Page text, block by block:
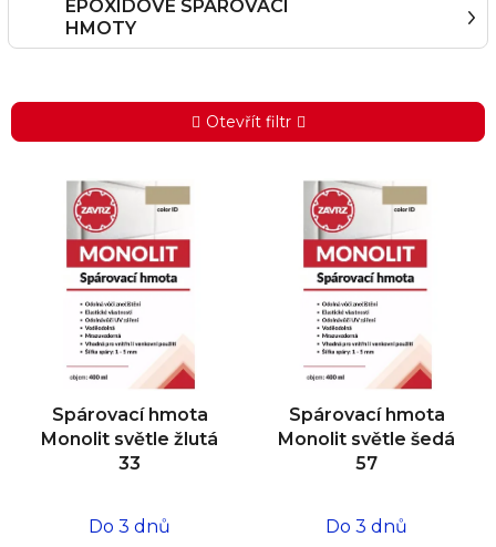
EPOXIDOVÉ SPÁROVACÍ
HMOTY
Otevřít filtr
Spárovací hmota
Monolit světle žlutá
33
Do 3 dnů
Spárovací hmota
Monolit světle šedá
57
Do 3 dnů